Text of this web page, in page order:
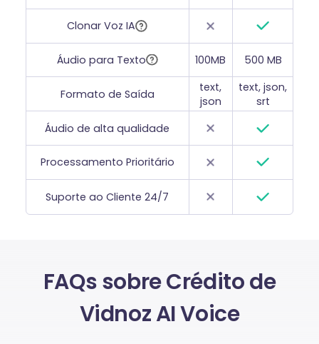
Clonar Voz IA
Áudio para Texto
Formato de Saída
Áudio de alta qualidade
Processamento Prioritário
Suporte ao Cliente 24/7
100MB
text,
json
500 MB
text, json,
srt
FAQs sobre Crédito de
Vidnoz AI Voice